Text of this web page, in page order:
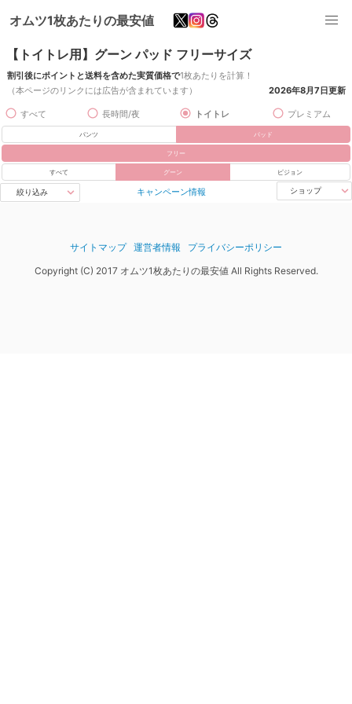
オムツ1枚あたりの最安値
【トイトレ用】グーン パッド フリーサイズ
割引後にポイントと送料を含めた実質価格で1枚あたりを計算！
（本ページのリンクには広告が含まれています）
2026年8月7日更新
すべて 長時間/夜 トイトレ プレミアム
パンツ パッド
フリー
すべて グーン ピジョン
絞り込み キャンペーン情報 ショップ
サイトマップ 運営者情報
プライバシーポリシー
Copyright (C) 2017 オムツ1枚あたりの最安値 All Rights Reserved.